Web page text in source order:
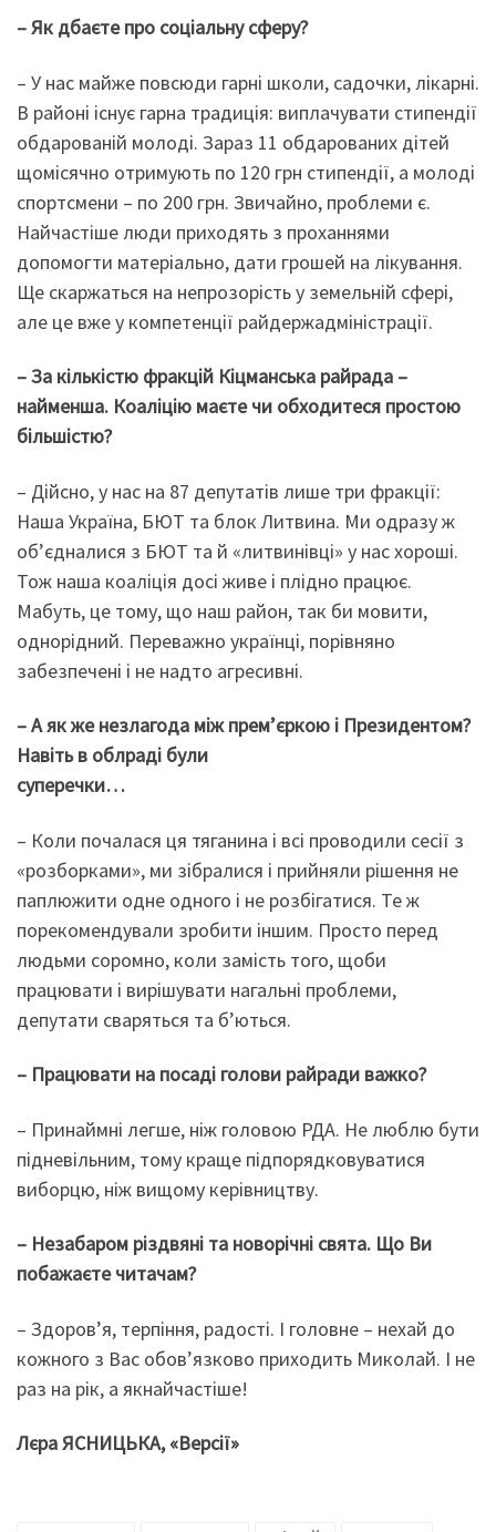
– Як дбаєте про соціальну сферу?
– У нас майже повсюди гарні школи, садочки, лікарні.
В районі існує гарна традиція: виплачувати стипендії
обдарованій молоді. Зараз 11 обдарованих дітей
щомісячно отримують по 120 грн стипендії, а молоді
спортсмени – по 200 грн. Звичайно, проблеми є.
Найчастіше люди приходять з проханнями
допомогти матеріально, дати грошей на лікування.
Ще скаржаться на непрозорість у земельній сфері,
але це вже у компетенції райдержадміністрації.
– За кількістю фракцій Кіцманська райрада –
найменша. Коаліцію маєте чи обходитеся простою
більшістю?
– Дійсно, у нас на 87 депутатів лише три фракції:
Наша Україна, БЮТ та блок Литвина. Ми одразу ж
об’єдналися з БЮТ та й «литвинівці» у нас хороші.
Тож наша коаліція досі живе і плідно працює.
Мабуть, це тому, що наш район, так би мовити,
однорідний. Переважно українці, порівняно
забезпечені і не надто агресивні.
– А як же незлагода між прем’єркою і Президентом?
Навіть в облраді були
суперечки…
– Коли почалася ця тяганина і всі проводили сесії з
«розборками», ми зібралися і прийняли рішення не
паплюжити одне одного і не розбігатися. Те ж
порекомендували зробити іншим. Просто перед
людьми соромно, коли замість того, щоби
працювати і вирішувати нагальні проблеми,
депутати сваряться та б’ються.
– Працювати на посаді голови райради важко?
– Принаймні легше, ніж головою РДА. Не люблю бути
підневільним, тому краще підпорядковуватися
виборцю, ніж вищому керівництву.
– Незабаром різдвяні та новорічні свята. Що Ви
побажаєте читачам?
– Здоров’я, терпіння, радості. І головне – нехай до
кожного з Вас обов’язково приходить Миколай. І не
раз на рік, а якнайчастіше!
Лєра ЯСНИЦЬКА, «Версії»